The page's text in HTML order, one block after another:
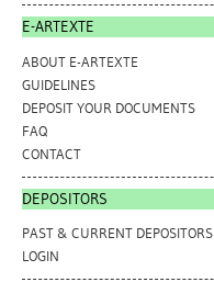
E-ARTEXTE
ABOUT E-ARTEXTE
GUIDELINES
DEPOSIT YOUR DOCUMENTS
FAQ
CONTACT
DEPOSITORS
PAST & CURRENT DEPOSITORS
LOGIN